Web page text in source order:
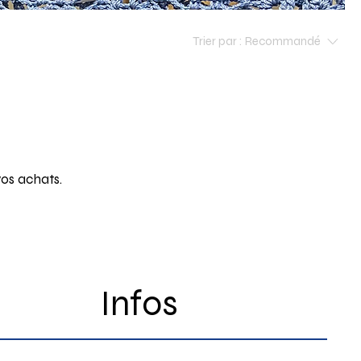
Trier par : Recommandé
achats.
Infos